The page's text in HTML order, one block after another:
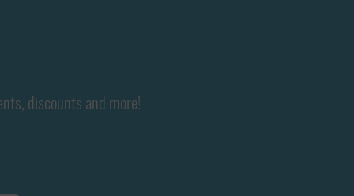
discounts and more!